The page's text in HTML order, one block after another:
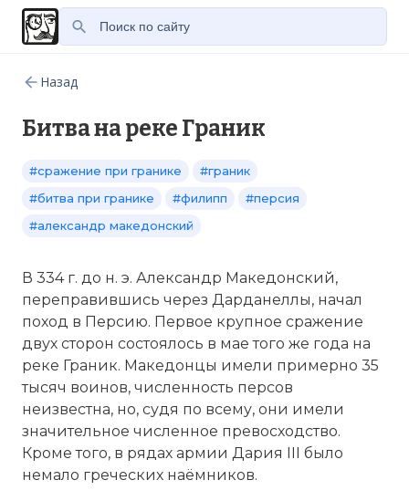
Назад
Битва на реке Граник
#сражение при гранике
#граник
#битва при гранике
#филипп
#персия
#александр македонский
В 334 г. до н. э. Александр Македонский,
переправившись через Дарданеллы, начал
поход в Персию. Первое крупное сражение
двух сторон состоялось в мае того же года на
реке Граник. Македонцы имели примерно 35
тысяч воинов, численность персов
неизвестна, но, судя по всему, они имели
значительное численное превосходство.
Кроме того, в рядах армии Дария III было
немало греческих наёмников.